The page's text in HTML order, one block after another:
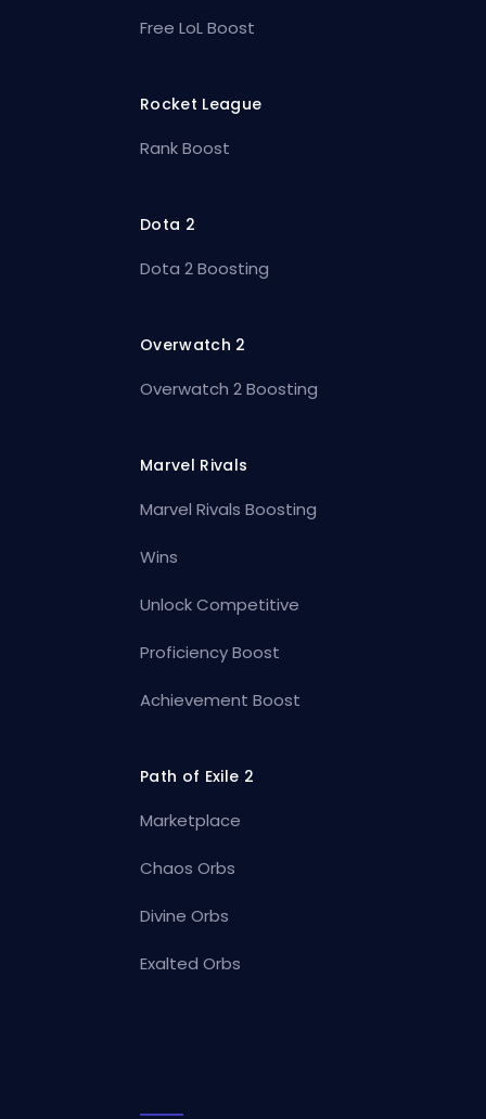
Free LoL Boost
Rocket League
Rank Boost
Dota 2
Dota 2 Boosting
Overwatch 2
Overwatch 2 Boosting
Marvel Rivals
Marvel Rivals Boosting
Wins
Unlock Competitive
Proficiency Boost
Achievement Boost
Path of Exile 2
Marketplace
Chaos Orbs
Divine Orbs
Exalted Orbs